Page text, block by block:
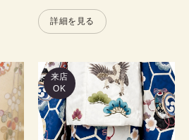
詳細を見る
来店
OK